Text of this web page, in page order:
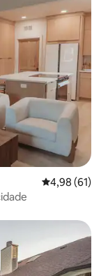
Classificação
4,98 (61)